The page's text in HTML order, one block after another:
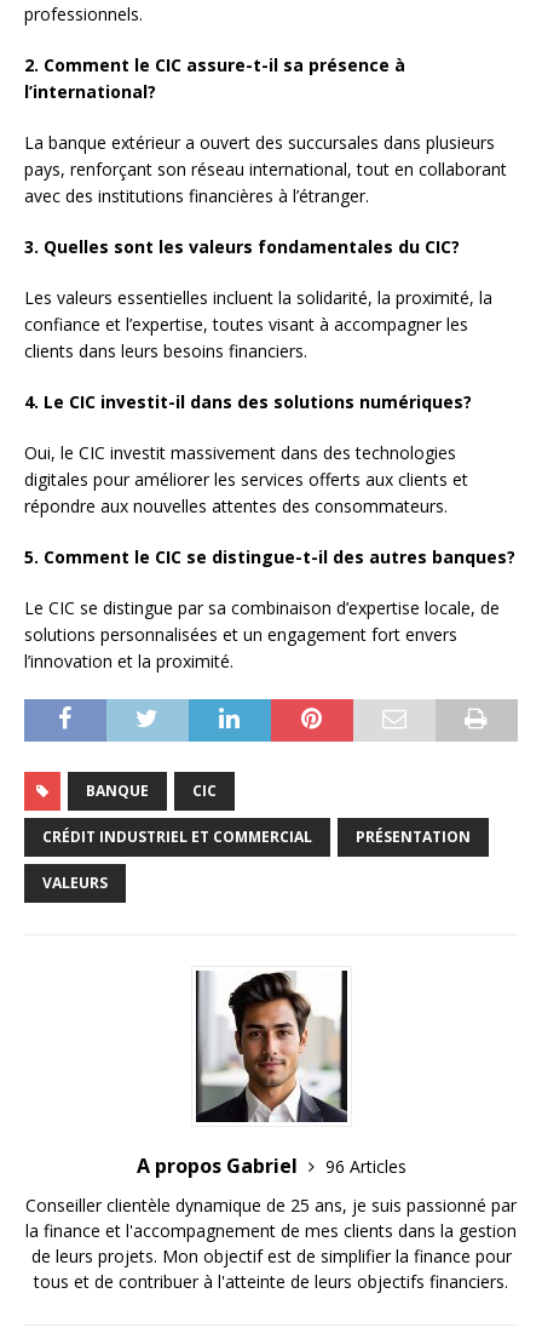
professionnels.
2. Comment le CIC assure-t-il sa présence à
l’international?
La banque extérieur a ouvert des succursales dans plusieurs
pays, renforçant son réseau international, tout en collaborant
avec des institutions financières à l’étranger.
3. Quelles sont les valeurs fondamentales du CIC?
Les valeurs essentielles incluent la solidarité, la proximité, la
confiance et l’expertise, toutes visant à accompagner les
clients dans leurs besoins financiers.
4. Le CIC investit-il dans des solutions numériques?
Oui, le CIC investit massivement dans des technologies
digitales pour améliorer les services offerts aux clients et
répondre aux nouvelles attentes des consommateurs.
5. Comment le CIC se distingue-t-il des autres banques?
Le CIC se distingue par sa combinaison d’expertise locale, de
solutions personnalisées et un engagement fort envers
l’innovation et la proximité.
BANQUE CIC
CRÉDIT INDUSTRIEL ET COMMERCIAL PRÉSENTATION
VALEURS
A propos Gabriel
96 Articles
Conseiller clientèle dynamique de 25 ans, je suis passionné par
la finance et l'accompagnement de mes clients dans la gestion
de leurs projets. Mon objectif est de simplifier la finance pour
tous et de contribuer à l'atteinte de leurs objectifs financiers.